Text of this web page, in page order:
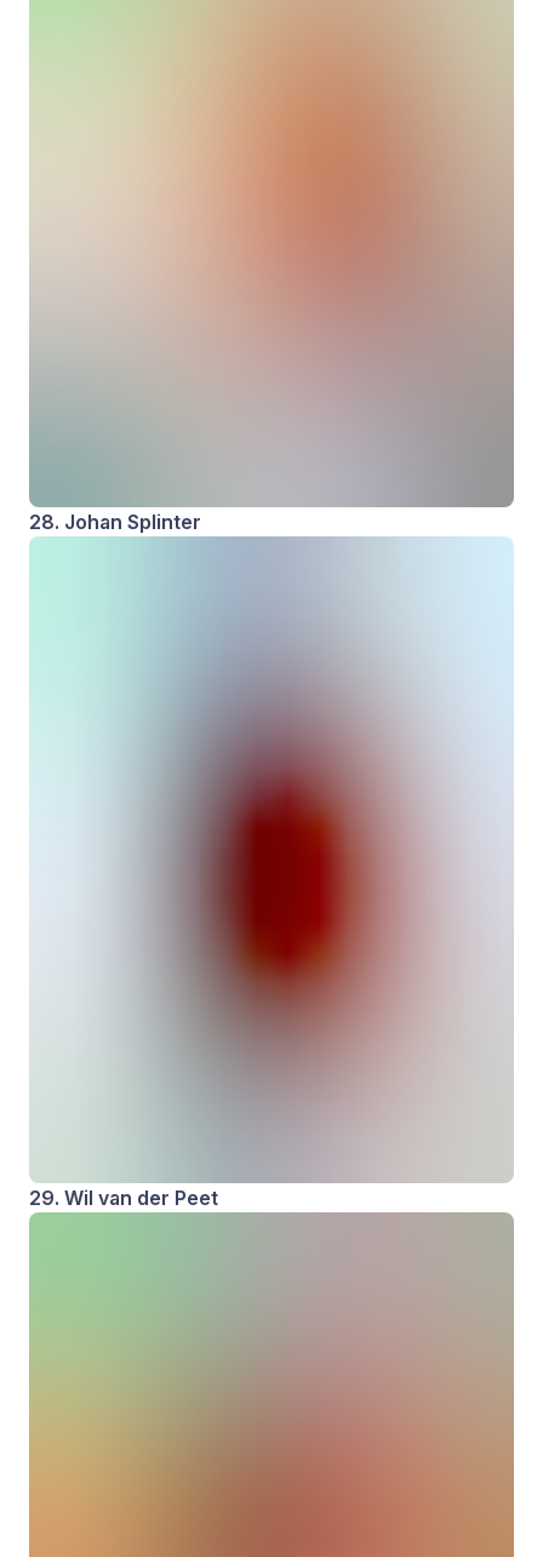
28. Johan Splinter
29. Wil van der Peet